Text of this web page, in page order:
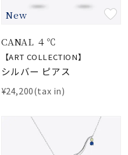
New
CANAL ４℃
【ART COLLECTION】
シルバー ピアス
¥24,200(tax in)